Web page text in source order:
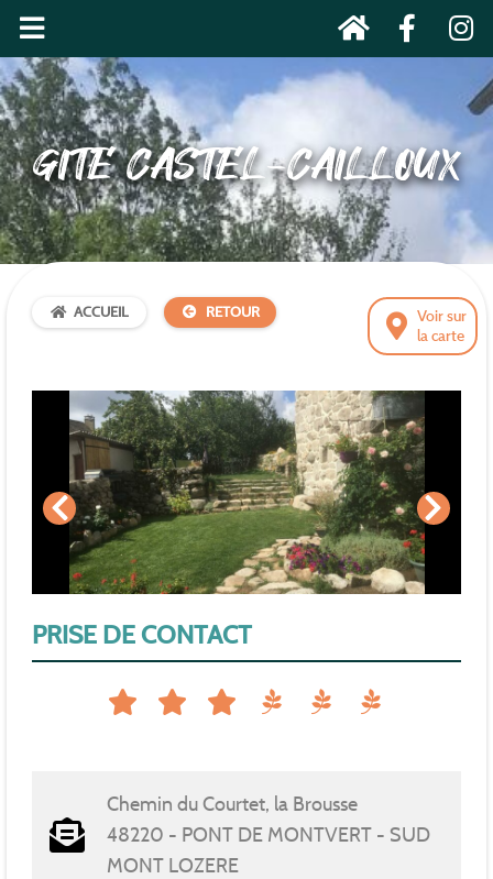
GITE CASTEL-CAILLOUX
Voir sur
la carte
ACCUEIL RETOUR
PRISE DE CONTACT
Chemin du Courtet, la Brousse
48220 - PONT DE MONTVERT - SUD
MONT LOZERE